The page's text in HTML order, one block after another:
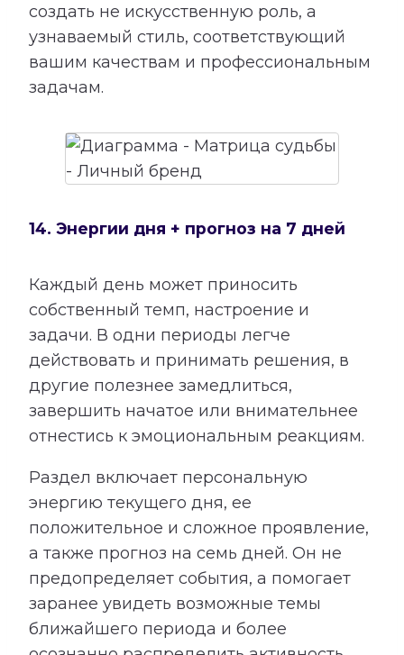
создать не искусственную роль, а
узнаваемый стиль, соответствующий
вашим качествам и профессиональным
задачам.
14. Энергии дня + прогноз на 7 дней
Каждый день может приносить
собственный темп, настроение и
задачи. В одни периоды легче
действовать и принимать решения, в
другие полезнее замедлиться,
завершить начатое или внимательнее
отнестись к эмоциональным реакциям.
Раздел включает персональную
энергию текущего дня, ее
положительное и сложное проявление,
а также прогноз на семь дней. Он не
предопределяет события, а помогает
заранее увидеть возможные темы
ближайшего периода и более